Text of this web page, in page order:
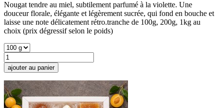
Nougat tendre au miel, subtilement parfumé à la violette. Une
douceur florale, élégante et légèrement sucrée, qui fond en bouche et
laisse une note délicatement rétro.tranche de 100g, 200g, 1kg au
choix (prix dégressif selon le poids)
ajouter au panier